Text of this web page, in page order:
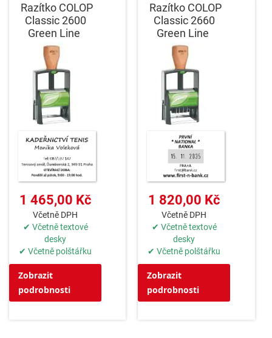
Razítko COLOP
Classic 2600
Green Line
1 465,00 Kč
Včetně DPH
✔ Včetně textové
desky
✔ Včetně polštářku
Zobrazit
podrobnosti
Razítko COLOP
Classic 2660
Green Line
1 820,00 Kč
Včetně DPH
✔ Včetně textové
desky
✔ Včetně polštářku
Zobrazit
podrobnosti